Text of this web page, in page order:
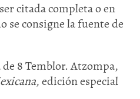
citada completa o en
se consigne la fuente de
8 Temblor. Atzompa,
, edición especial